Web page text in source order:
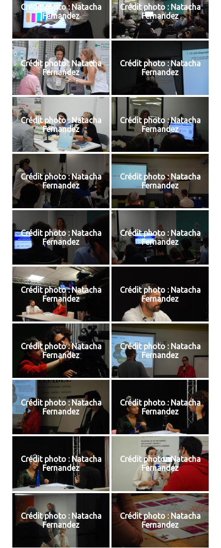
Crédit photo : Natacha
Fernandez
Crédit photo : Natacha
Fernandez
Crédit photo : Natacha
Fernandez
Crédit photo : Natacha
Fernandez
Crédit photo : Natacha
Fernandez
Crédit photo : Natacha
Fernandez
Crédit photo : Natacha
Fernandez
Crédit photo : Natacha
Fernandez
Crédit photo : Natacha
Fernandez
Crédit photo : Natacha
Fernandez
Crédit photo : Natacha
Fernandez
Crédit photo : Natacha
Fernandez
Crédit photo : Natacha
Fernandez
Crédit photo : Natacha
Fernandez
Crédit photo : Natacha
Fernandez
Crédit photo : Natacha
Fernandez
Crédit photo : Natacha
Fernandez
Crédit photo : Natacha
Fernandez
Crédit photo : Natacha
Fernandez
Crédit photo : Natacha
Fernandez